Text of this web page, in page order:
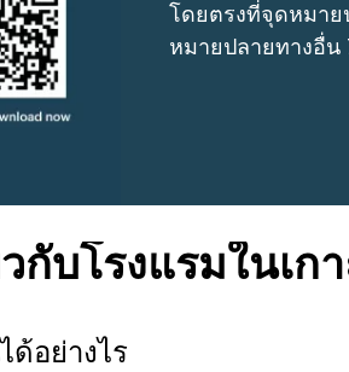
โดยตรงที่จุดหมาย
หมายปลายทางอื่น
บโรงแรมในเก
ด้อย่างไร